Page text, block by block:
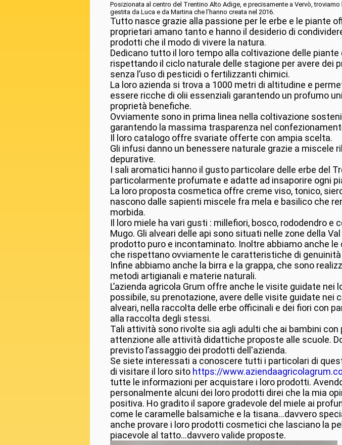
Posizionata al centro del Trentino Alto Adige, e precisamente a Vervò, troviamo
gestita da Luca e da Martina che l’hanno creata nel 2016.
Tutto nasce grazie alla passione per le erbe e le piante
proprietari amano tanto e hanno il desiderio di
prodotti che il modo di vivere la natura.
Dedicano tutto il loro tempo alla coltivazione delle piante
rispettando il ciclo naturale delle stagione per avere dei
senza l’uso di pesticidi o fertilizzanti chimici.
La loro azienda si trova a 1000 metri di altitudine e
essere ricche di olii essenziali garantendo un profumo
proprietà benefiche.
Ovviamente sono in prima linea nella coltivazione
garantendo la massima trasparenza nel
Il loro catalogo offre svariate offerte con ampia scelta.
Gli infusi danno un benessere naturale grazie a miscele
depurative.
I sali aromatici hanno il gusto particolare delle erbe del
particolarmente profumate e adatte ad insaporire ogni
La loro proposta cosmetica offre creme viso, tonico,
nascono dalle sapienti miscele fra mela e basilico che
morbida.
Il loro miele ha vari gusti : millefiori, bosco, rododendro e
Mugo. Gli alveari delle api sono situati nelle zone della
prodotto puro e incontaminato. Inoltre abbiamo anche le
che rispettano ovviamente le caratteristiche di
Infine abbiamo anche la birra e la grappa, che sono
metodi artigianali e materie naturali.
L’azienda agricola Grum offre anche le visite guidate nei
possibile, su prenotazione, avere delle visite guidate nei
alveari, nella raccolta delle erbe officinali e dei fiori con
alla raccolta degli stessi.
Tali attività sono rivolte sia agli adulti che ai bambini con
attenzione alle attività didattiche proposte alle scuole.
previsto l’assaggio dei prodotti dell'azienda.
Se siete interessati a conoscere tutti i particolari di
di visitare il loro sito https://
tutte le informazioni per acquistare i loro prodotti.
personalmente alcuni dei loro prodotti direi che la mia
positiva. Ho gradito il sapore gradevole del miele ai
come le caramelle balsamiche e la tisana...davvero
anche provare i loro prodotti cosmetici che lasciano la
piacevole al tatto...davvero valide proposte.